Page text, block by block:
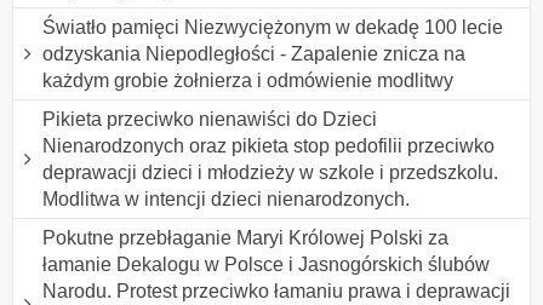
Światło pamięci Niezwyciężonym w dekadę 100 lecie
odzyskania Niepodległości - Zapalenie znicza na
każdym grobie żołnierza i odmówienie modlitwy
Pikieta przeciwko nienawiści do Dzieci
Nienarodzonych oraz pikieta stop pedofilii przeciwko
deprawacji dzieci i młodzieży w szkole i przedszkolu.
Modlitwa w intencji dzieci nienarodzonych.
Pokutne przebłaganie Maryi Królowej Polski za
łamanie Dekalogu w Polsce i Jasnogórskich ślubów
Narodu. Protest przeciwko łamaniu prawa i deprawacji